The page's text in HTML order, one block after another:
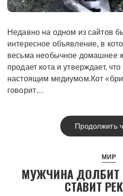
Недавно на одном из сайтов было опубликовано
интересное объявление, в
весьма необычное домашнее
продает кота и утверждает,
настоящим медиумом.Кот
говорит…
Продолжить
МИР
МУЖЧИНА ДОЛБИТ
СТАВИТ